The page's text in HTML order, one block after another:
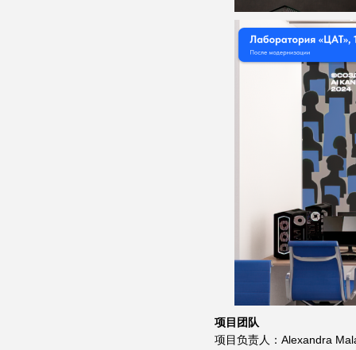
项目团队
项目负责人：Alexandra